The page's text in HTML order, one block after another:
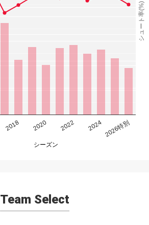
2018 2020 2022 2024 2026特別
シーズン
シュート率(%)
Team Select